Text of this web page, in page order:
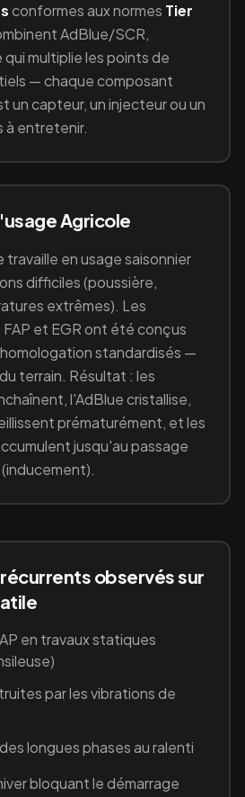
conformes aux normes Tier
AdBlue/SCR,
qui multiplie les points de
— chaque composant
un capteur, un injecteur ou un
à entretenir.
Agricole
travaille enusage saisonnier
difficiles (poussière,
extrêmes). Les
et EGR ont été conçus
standardisés —
terrain. Résultat : les
l'AdBlue cristallise,
prématurément, et les
jusqu'au passage
observés sur
en travaux statiques
par les vibrations de
longues phases au ralenti
bloquant le démarrage